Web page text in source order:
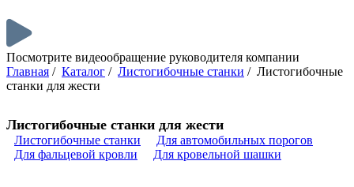
Главная / Каталог / Листогибочные станки / Листогибочные
станки для жести
Посмотрите видеообращение руководителя компании
Листогибочные станки для жести
Листогибочные станки
Для автомобильных порогов
Для фальцевой кровли
Для кровельной шашки